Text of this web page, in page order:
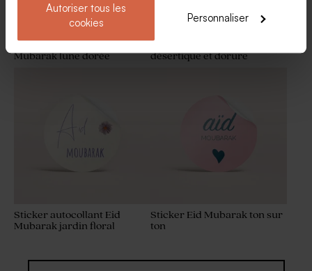
Autoriser tous les
cookies
Personnaliser
Dragées lentilles fête
Dragées fête marbé vert 1 kg
Sticker autocollant Eid
Mubarak lune dorée
Sticker autocollant paysage
désertique et dorure
Sticker autocollant Eid
Mubarak jardin floral
Sticker Eid Mubarak ton sur
ton